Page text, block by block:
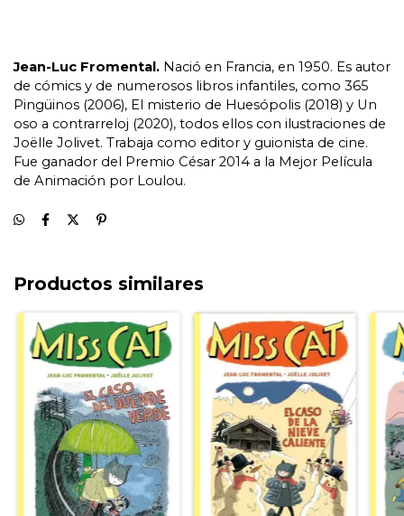
Jean-Luc Fromental. Nació en Francia, en 1950. Es autor
de cómics y de numerosos libros infantiles, como 365
Pingüinos (2006), El misterio de Huesópolis (2018) y Un
oso a contrarreloj (2020), todos ellos con ilustraciones de
Joëlle Jolivet. Trabaja como editor y guionista de cine.
Fue ganador del Premio César 2014 a la Mejor Película
de Animación por Loulou.
Productos similares